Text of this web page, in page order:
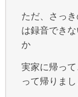
ただ、さっ
は録音でき
か
実家に帰っ
って帰りまし